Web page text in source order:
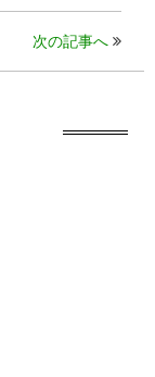
次の記事へ